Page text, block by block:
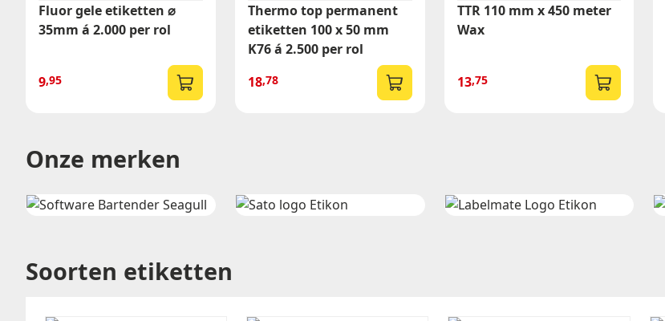
Fluor gele etiketten ⌀
35mm á 2.000 per rol
9,95
Thermo top permanent
etiketten 100 x 50 mm
K76 á 2.500 per rol
18,78
TTR 110 mm x 450 meter
Wax
13,75
Onze merken
Soorten etiketten